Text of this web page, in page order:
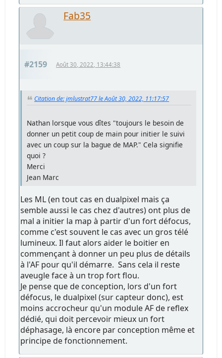
Fab35
#2159 Août 30, 2022, 13:44:38
Citation de: jmlustrat77 le Août 30, 2022, 11:17:57
Nathan lorsque vous dîtes "toujours le besoin de
donner un petit coup de main pour initier le suivi
avec un coup sur la bague de MAP." Cela signifie
quoi ?
Merci
Jean Marc
Les ML (en tout cas en dualpixel mais ça
semble aussi le cas chez d'autres) ont plus de
mal a initier la map à partir d'un fort défocus,
comme c'est souvent le cas avec un gros télé
lumineux. Il faut alors aider le boitier en
commençant à donner un peu plus de détails
à l'AF pour qu'il démarre. Sans cela il reste
aveugle face à un trop fort flou.
Je pense que de conception, lors d'un fort
défocus, le dualpixel (sur capteur donc), est
moins accrocheur qu'un module AF de reflex
dédié, qui doit percevoir mieux un fort
déphasage, là encore par conception même et
principe de fonctionnement.